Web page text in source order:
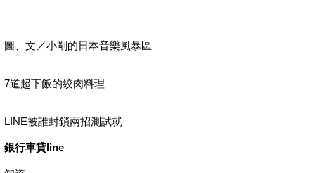
圖、文／小剛的日本音樂風暴區
7道超下飯的絞肉料理
LINE被誰封鎖兩招測試就
銀行車貸line